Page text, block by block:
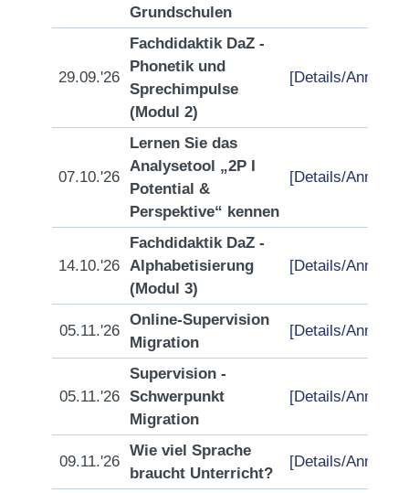
Grundschulen
29.09.'26
Fachdidaktik DaZ -
Phonetik und
Sprechimpulse
(Modul 2)
[Details/
07.10.'26
Lernen Sie das
Analysetool „2P I
Potential &
Perspektive“ kennen
[Details/
14.10.'26
Fachdidaktik DaZ -
Alphabetisierung
(Modul 3)
[Details/
05.11.'26
Online-Supervision
Migration
[Details/
05.11.'26
Supervision -
Schwerpunkt
Migration
[Details/
09.11.'26
Wie viel Sprache
braucht Unterricht?
[Details/